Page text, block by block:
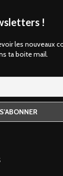
!
les nouveaux
ta boite mail.